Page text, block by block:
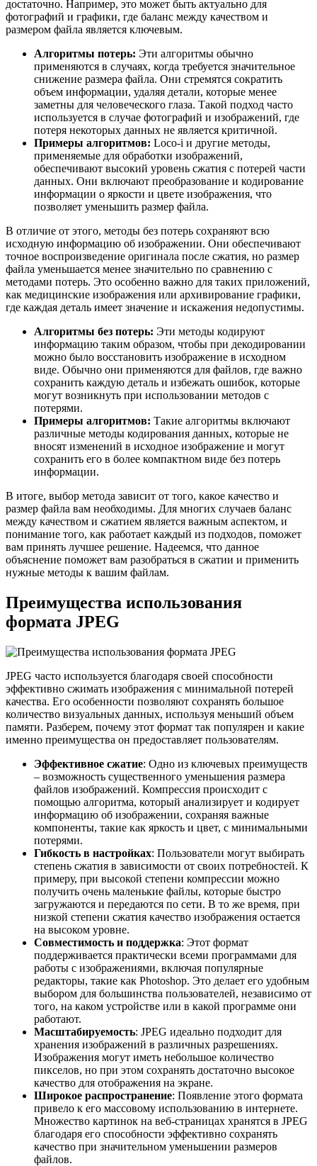
достаточно. Например, это может быть актуально для
фотографий и графики, где баланс между качеством и
размером файла является ключевым.
Алгоритмы потерь: Эти алгоритмы обычно
применяются в случаях, когда требуется значительное
снижение размера файла. Они стремятся сократить
объем информации, удаляя детали, которые менее
заметны для человеческого глаза. Такой подход часто
используется в случае фотографий и изображений, где
потеря некоторых данных не является критичной.
Примеры алгоритмов: Loco-i и другие методы,
применяемые для обработки изображений,
обеспечивают высокий уровень сжатия с потерей части
данных. Они включают преобразование и кодирование
информации о яркости и цвете изображения, что
позволяет уменьшить размер файла.
В отличие от этого, методы без потерь сохраняют всю
исходную информацию об изображении. Они обеспечивают
точное воспроизведение оригинала после сжатия, но размер
файла уменьшается менее значительно по сравнению с
методами потерь. Это особенно важно для таких приложений,
как медицинские изображения или архивирование графики,
где каждая деталь имеет значение и искажения недопустимы.
Алгоритмы без потерь: Эти методы кодируют
информацию таким образом, чтобы при декодировании
можно было восстановить изображение в исходном
виде. Обычно они применяются для файлов, где важно
сохранить каждую деталь и избежать ошибок, которые
могут возникнуть при использовании методов с
потерями.
Примеры алгоритмов: Такие алгоритмы включают
различные методы кодирования данных, которые не
вносят изменений в исходное изображение и могут
сохранить его в более компактном виде без потерь
информации.
В итоге, выбор метода зависит от того, какое качество и
размер файла вам необходимы. Для многих случаев баланс
между качеством и сжатием является важным аспектом, и
понимание того, как работает каждый из подходов, поможет
вам принять лучшее решение. Надеемся, что данное
объяснение поможет вам разобраться в сжатии и применить
нужные методы к вашим файлам.
Преимущества использования
формата JPEG
JPEG часто используется благодаря своей способности
эффективно сжимать изображения с минимальной потерей
качества. Его особенности позволяют сохранять большое
количество визуальных данных, используя меньший объем
памяти. Разберем, почему этот формат так популярен и какие
именно преимущества он предоставляет пользователям.
Эффективное сжатие: Одно из ключевых преимуществ
– возможность существенного уменьшения размера
файлов изображений. Компрессия происходит с
помощью алгоритма, который анализирует и кодирует
информацию об изображении, сохраняя важные
компоненты, такие как яркость и цвет, с минимальными
потерями.
Гибкость в настройках: Пользователи могут выбирать
степень сжатия в зависимости от своих потребностей. К
примеру, при высокой степени компрессии можно
получить очень маленькие файлы, которые быстро
загружаются и передаются по сети. В то же время, при
низкой степени сжатия качество изображения остается
на высоком уровне.
Совместимость и поддержка: Этот формат
поддерживается практически всеми программами для
работы с изображениями, включая популярные
редакторы, такие как Photoshop. Это делает его удобным
выбором для большинства пользователей, независимо от
того, на каком устройстве или в какой программе они
работают.
Масштабируемость: JPEG идеально подходит для
хранения изображений в различных разрешениях.
Изображения могут иметь небольшое количество
пикселов, но при этом сохранять достаточно высокое
качество для отображения на экране.
Широкое распространение: Появление этого формата
привело к его массовому использованию в интернете.
Множество картинок на веб-страницах хранятся в JPEG
благодаря его способности эффективно сохранять
качество при значительном уменьшении размеров
файлов.